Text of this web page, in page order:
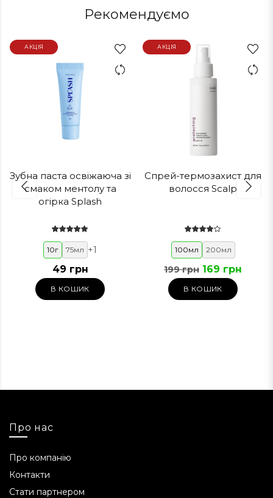
Рекомендуємо
АКЦІЯ
Зубна паста освіжаюча зі
смаком ментолу та
огірка Splash
10г 75мл +1
49 грн
В КОШИК
АКЦІЯ
Спрей-термозахист для
волосся Scalp
100мл 200мл
199 грн 169 грн
В КОШИК
Про нас
Про компанію
Контакти
Стати партнером